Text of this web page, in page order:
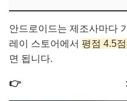
안드로이드는 제조사마다
레이 스토어에서 평점 4.5
면 됩니다.
👉 :